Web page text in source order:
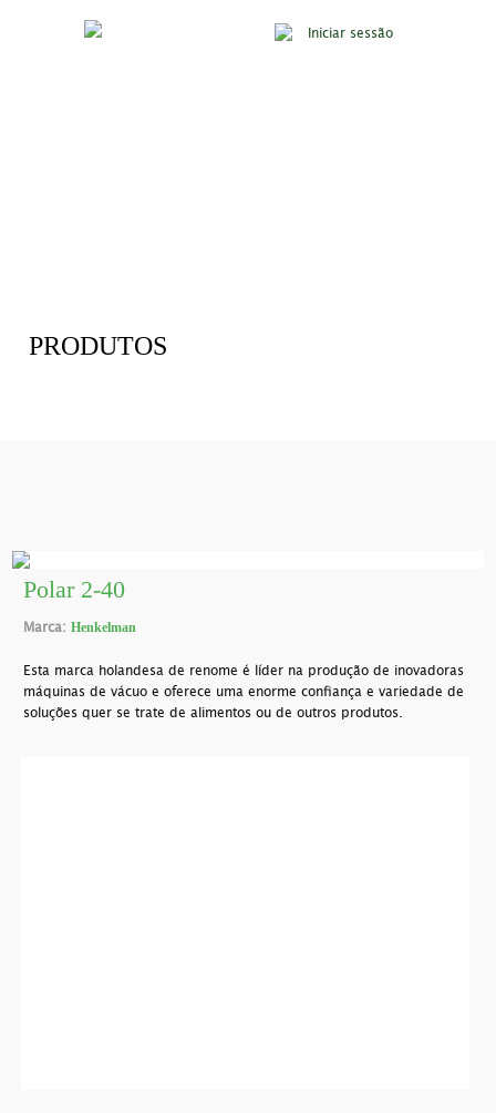
Iniciar sessão
PRODUTOS
Polar 2-40
Marca:Henkelman
Esta marca holandesa de renome é líder na produção de inovadoras
máquinas de vácuo e oferece uma enorme confiança e variedade de
soluções quer se trate de alimentos ou de outros produtos.